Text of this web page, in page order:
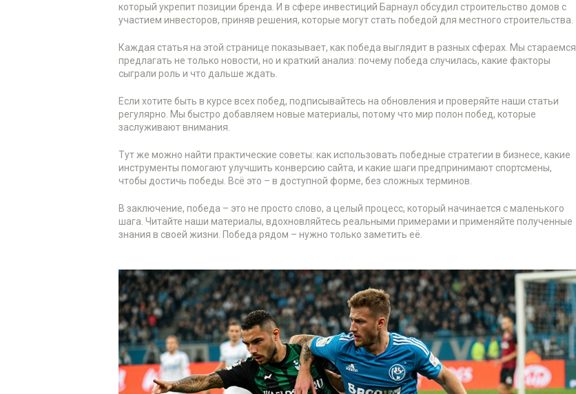
который укрепит позиции бренда. И в сфере инвестиций Барнаул обсудил строительство домов с
участием инвесторов, приняв решения, которые могут стать победой для местного строительства.
Каждая статья на этой странице показывает, как победа выглядит в разных сферах. Мы стараемся
предлагать не только новости, но и краткий анализ: почему победа случилась, какие факторы
сыграли роль и что дальше ждать.
Если хотите быть в курсе всех побед, подписывайтесь на обновления и проверяйте наши статьи
регулярно. Мы быстро добавляем новые материалы, потому что мир полон побед, которые
заслуживают внимания.
Тут же можно найти практические советы: как использовать победные стратегии в бизнесе, какие
инструменты помогают улучшить конверсию сайта, и какие шаги предпринимают спортсмены,
чтобы достичь победы. Всё это – в доступной форме, без сложных терминов.
В заключение, победа – это не просто слово, а целый процесс, который начинается с маленького
шага. Читайте наши материалы, вдохновляйтесь реальными примерами и применяйте полученные
знания в своей жизни. Победа рядом – нужно только заметить её.